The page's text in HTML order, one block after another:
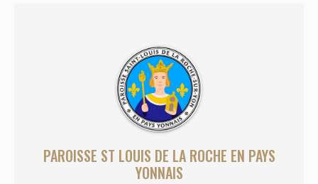
PAROISSE ST LOUIS DE LA ROCHE EN PAYS
YONNAIS